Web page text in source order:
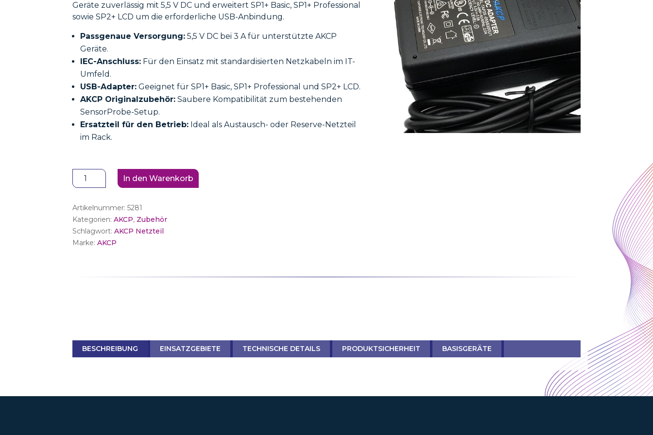
Geräte zuverlässig mit 5,5 V DC und erweitert SP1+ Basic, SP1+ Professional
sowie SP2+ LCD um die erforderliche USB-Anbindung.
Passgenaue Versorgung: 5,5 V DC bei 3 A für unterstützte AKCP
Geräte.
IEC-Anschluss: Für den Einsatz mit standardisierten Netzkabeln im IT-
Umfeld.
USB-Adapter: Geeignet für SP1+ Basic, SP1+ Professional und SP2+ LCD.
AKCP Originalzubehör: Saubere Kompatibilität zum bestehenden
SensorProbe-Setup.
Ersatzteil für den Betrieb: Ideal als Austausch- oder Reserve-Netzteil
im Rack.
AKCP
Netzteil
USB-
Adapter
(SP1+
und
In den Warenkorb
Artikelnummer:5281
Kategorien:AKCP, Zubehör
Schlagwort:AKCP Netzteil
Marke:AKCP
BESCHREIBUNG EINSATZGEBIETE TECHNISCHE DETAILS PRODUKTSICHERHEIT BASISGERÄTE